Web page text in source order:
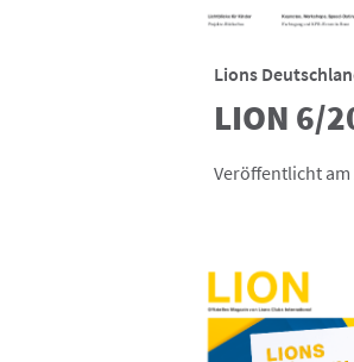
Lions
LION 6/
Veröffentlicht am